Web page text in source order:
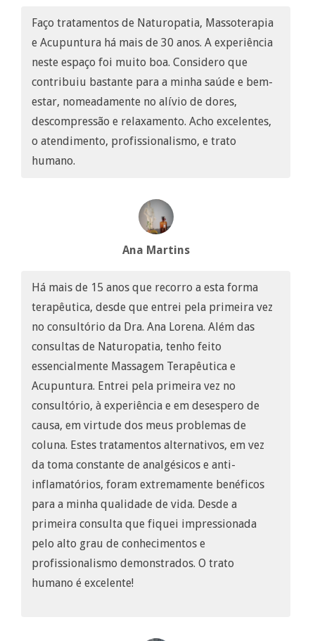
Faço tratamentos de Naturopatia, Massoterapia
e Acupuntura há mais de 30 anos. A experiência
neste espaço foi muito boa. Considero que
contribuiu bastante para a minha saúde e bem-
estar, nomeadamente no alívio de dores,
descompressão e relaxamento. Acho excelentes,
o atendimento, profissionalismo, e trato
humano.
Ana Martins
Há mais de 15 anos que recorro a esta forma
terapêutica, desde que entrei pela primeira vez
no consultório da Dra. Ana Lorena. Além das
consultas de Naturopatia, tenho feito
essencialmente Massagem Terapêutica e
Acupuntura. Entrei pela primeira vez no
consultório, à experiência e em desespero de
causa, em virtude dos meus problemas de
coluna. Estes tratamentos alternativos, em vez
da toma constante de analgésicos e anti-
inflamatórios, foram extremamente benéficos
para a minha qualidade de vida. Desde a
primeira consulta que fiquei impressionada
pelo alto grau de conhecimentos e
profissionalismo demonstrados. O trato
humano é excelente!